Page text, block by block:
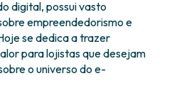
digital, possui vasto
empreendedorismo e
se dedica a trazer
para lojistas que desejam
o universo do e-